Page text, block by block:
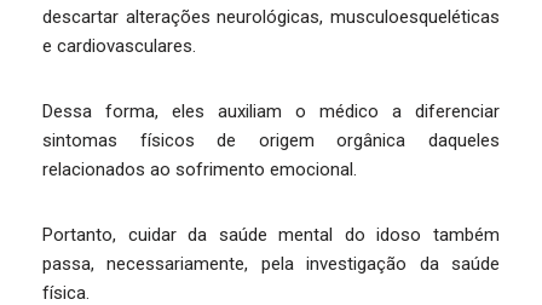
descartar alterações neurológicas, musculoesqueléticas
e cardiovasculares.
Dessa forma, eles auxiliam o médico a diferenciar
sintomas físicos de origem orgânica daqueles
relacionados ao sofrimento emocional.
Portanto, cuidar da saúde mental do idoso também
passa, necessariamente, pela investigação da saúde
física.